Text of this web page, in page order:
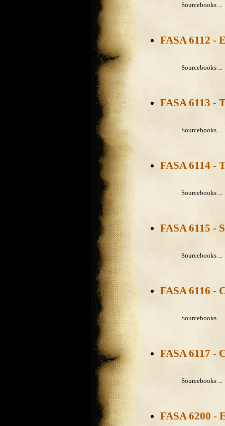
Sourcebooks ...
FASA 6112 -
Sourcebooks ...
FASA 6113 -
Sourcebooks ...
FASA 6114 -
Sourcebooks ...
FASA 6115 -
Sourcebooks ...
FASA 6116 -
Sourcebooks ...
FASA 6117 -
Sourcebooks ...
FASA 6200 -